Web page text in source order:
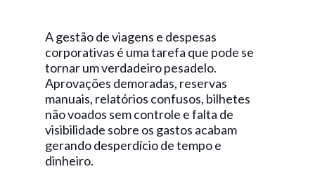
A gestão de viagens e despesas
corporativas é uma tarefa que pode se
tornar um verdadeiro pesadelo.
Aprovações demoradas, reservas
manuais, relatórios confusos, bilhetes
não voados sem controle e falta de
visibilidade sobre os gastos acabam
gerando desperdício de tempo e
dinheiro.